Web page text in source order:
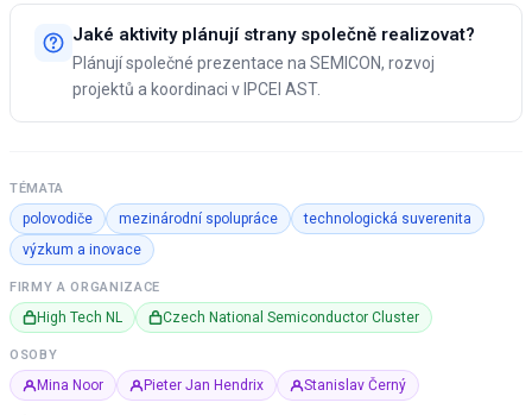
Jaké aktivity plánují strany společně realizovat?
Plánují společné prezentace na SEMICON, rozvoj
projektů a koordinaci v IPCEI AST.
TÉMATA
polovodiče mezinárodní spolupráce
technologická suverenita
výzkum a inovace
FIRMY A ORGANIZACE
High Tech NL Czech National Semiconductor Cluster
OSOBY
Mina Noor Pieter Jan Hendrix Stanislav Černý